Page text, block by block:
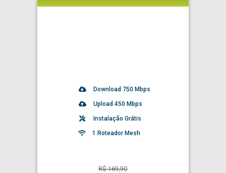
Download 750 Mbps
Upload 450 Mbps
Instalação Grátis
1 Roteador Mesh
R$169,90